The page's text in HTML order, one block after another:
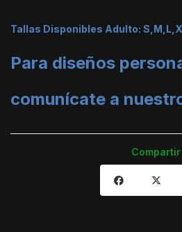
Tallas Disponibles Adulto:
Para diseños
comunícate a
Compartir